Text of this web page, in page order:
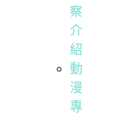
察
介
紹
動
漫
專